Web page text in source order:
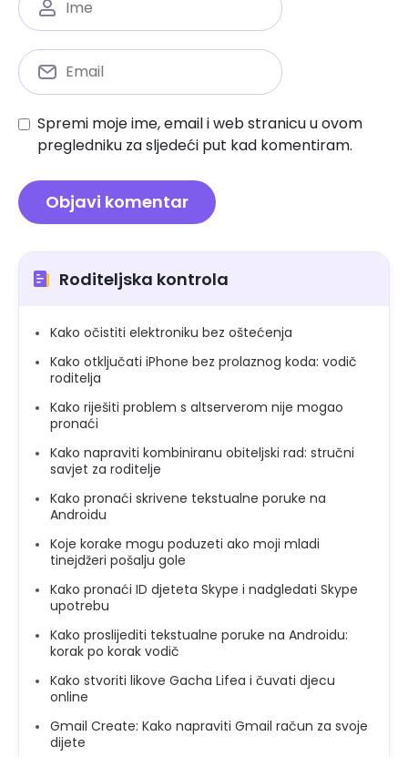
Spremi moje ime, email i web stranicu u ovom
pregledniku za sljedeći put kad komentiram.
Roditeljska kontrola
Kako očistiti elektroniku bez oštećenja
Kako otključati iPhone bez prolaznog koda: vodič
roditelja
Kako riješiti problem s altserverom nije mogao
pronaći
Kako napraviti kombiniranu obiteljski rad: stručni
savjet za roditelje
Kako pronaći skrivene tekstualne poruke na
Androidu
Koje korake mogu poduzeti ako moji mladi
tinejdžeri pošalju gole
Kako pronaći ID djeteta Skype i nadgledati Skype
upotrebu
Kako proslijediti tekstualne poruke na Androidu:
korak po korak vodič
Kako stvoriti likove Gacha Lifea i čuvati djecu
online
Gmail Create: Kako napraviti Gmail račun za svoje
dijete